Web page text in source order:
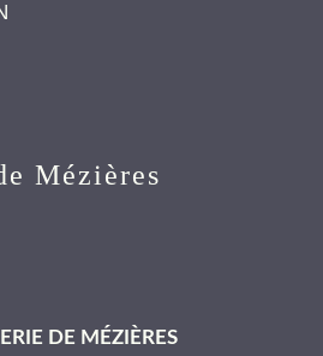
Mézières
DE MÉZIÈRES